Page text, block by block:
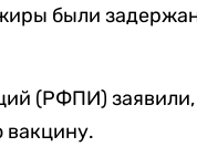
были
(РФПИ) заявили,
вакцину.